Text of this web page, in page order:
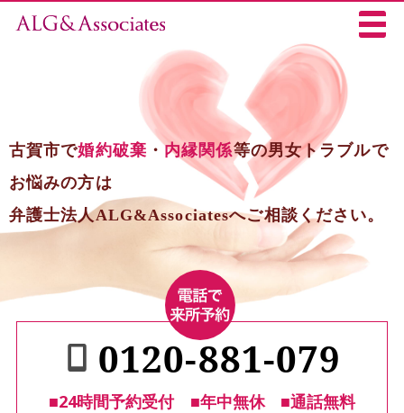
古賀市で婚約破棄 ・内縁関係等の男女トラブルで
お悩みの方は
弁護士法人ALG&Associatesへご相談ください。
0120-881-079
■24時間予約受付 ■年中無休 ■通話無料